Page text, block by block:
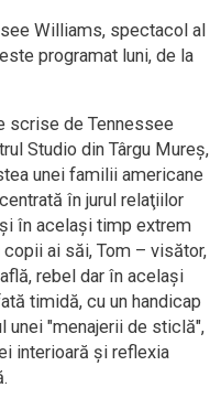
Williams, spectacol al
programat luni, de la
scrise de Tennessee
Studio din Târgu Mureş,
unei familii americane
în jurul relaţiilor
în acelaşi timp extrem
ai săi, Tom – visător,
rebel dar în acelaşi
timidă, cu un handicap
unei "menajerii de sticlă",
interioară şi reflexia